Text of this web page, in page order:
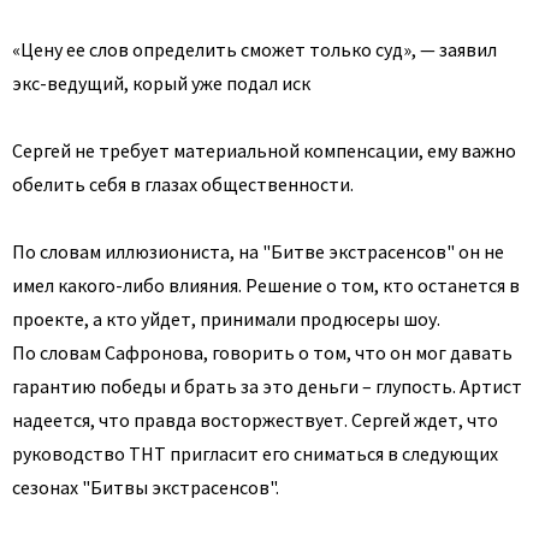
«Цену ее слов определить сможет только суд», — заявил
экс-ведущий, корый уже подал иск
Сергей не требует материальной компенсации, ему важно
обелить себя в глазах общественности.
По словам иллюзиониста, на "Битве экстрасенсов" он не
имел какого-либо влияния. Решение о том, кто останется в
проекте, а кто уйдет, принимали продюсеры шоу.
По словам Сафронова, говорить о том, что он мог давать
гарантию победы и брать за это деньги – глупость. Артист
надеется, что правда восторжествует. Сергей ждет, что
руководство ТНТ пригласит его сниматься в следующих
сезонах "Битвы экстрасенсов".